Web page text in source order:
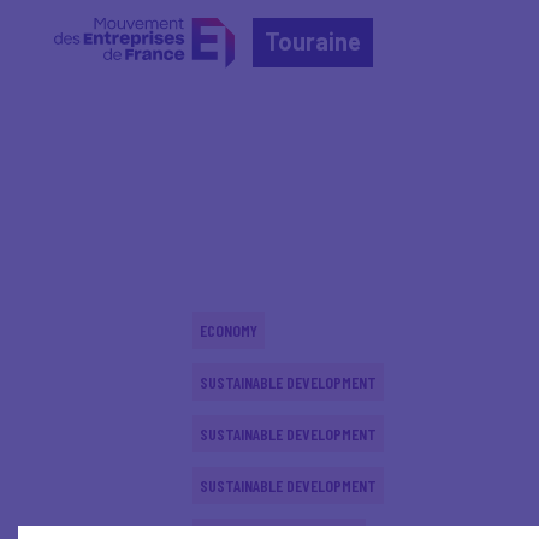
Touraine
ECONOMY
SUSTAINABLE DEVELOPMENT
SUSTAINABLE DEVELOPMENT
SUSTAINABLE DEVELOPMENT